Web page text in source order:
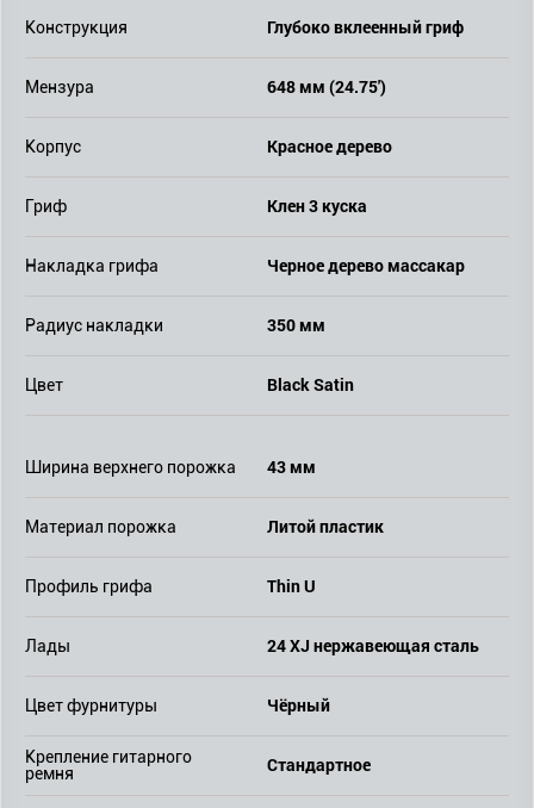
Конструкция Глубоко вклеенный гриф
Мензура 648 мм (24.75')
Корпус Красное дерево
Гриф Клен 3 куска
Накладка грифа Черное дерево массакар
Радиус накладки 350 мм
Цвет Black Satin
Ширина верхнего порожка 43 мм
Материал порожка Литой пластик
Профиль грифа Thin U
Лады 24 XJ нержавеющая сталь
Цвет фурнитуры Чёрный
Крепление гитарного
ремня
Стандартное